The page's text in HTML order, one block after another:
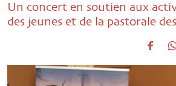
Un concert en soutien aux
des jeunes et de la pastorale